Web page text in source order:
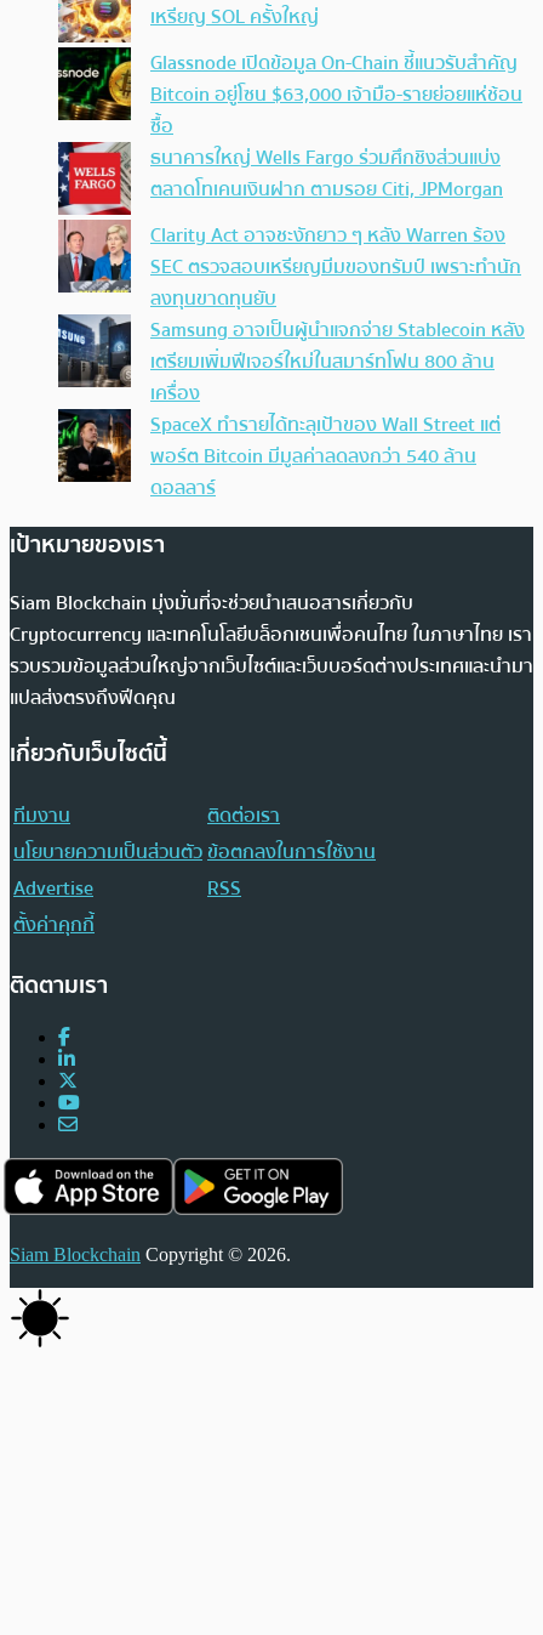
เหรียญ SOL ครั้งใหญ่
Glassnode เปิดข้อมูล On-Chain ชี้แนวรับสำคัญ
Bitcoin อยู่โซน $63,000 เจ้ามือ-รายย่อยแห่ช้อน
ซื้อ
ธนาคารใหญ่ Wells Fargo ร่วมศึกชิงส่วนแบ่ง
ตลาดโทเคนเงินฝาก ตามรอย Citi, JPMorgan
Clarity Act อาจชะงักยาว ๆ หลัง Warren ร้อง
SEC ตรวจสอบเหรียญมีมของทรัมป์ เพราะทำนัก
ลงทุนขาดทุนยับ
Samsung อาจเป็นผู้นำแจกจ่าย Stablecoin หลัง
เตรียมเพิ่มฟีเจอร์ใหม่ในสมาร์ทโฟน 800 ล้าน
เครื่อง
SpaceX ทำรายได้ทะลุเป้าของ Wall Street แต่
พอร์ต Bitcoin มีมูลค่าลดลงกว่า 540 ล้าน
ดอลลาร์
เป้าหมายของเรา
Siam Blockchain มุ่งมั่นที่จะช่วยนำเสนอสารเกี่ยวกับ
Cryptocurrency และเทคโนโลยีบล็อกเชนเพื่อคนไทย ในภาษาไทย เรา
รวบรวมข้อมูลส่วนใหญ่จากเว็บไซต์และเว็บบอร์ดต่างประเทศและนำมา
แปลส่งตรงถึงฟีดคุณ
เกี่ยวกับเว็บไซต์นี้
ทีมงาน
ติดต่อเรา
นโยบายความเป็นส่วนตัวข้อตกลงในการใช้งาน
Advertise
RSS
ตั้งค่าคุกกี้
ติดตามเรา
Siam Blockchain Copyright © 2026.